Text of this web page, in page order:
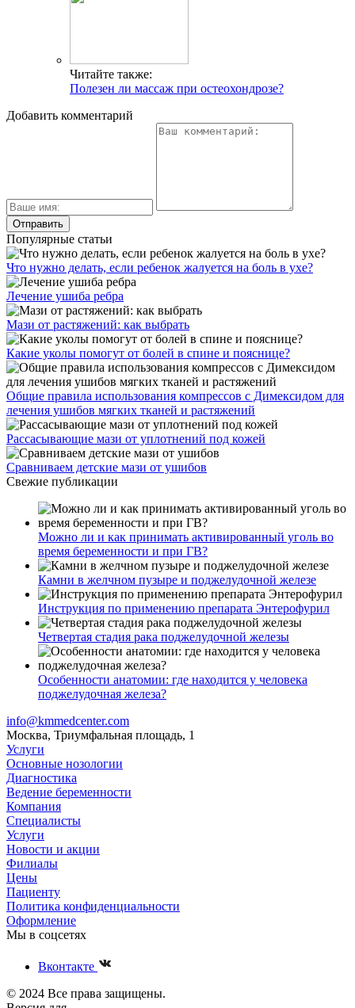
Читайте также:
Полезен ли массаж при остеохондрозе?
Добавить комментарий
Популярные статьи
Что нужно делать, если ребенок жалуется на боль в ухе?
Лечение ушиба ребра
Мази от растяжений: как выбрать
Какие уколы помогут от болей в спине и пояснице?
Общие правила использования компрессов с Димексидом для
лечения ушибов мягких тканей и растяжений
Рассасывающие мази от уплотнений под кожей
Сравниваем детские мази от ушибов
Свежие публикации
Можно ли и как принимать активированный уголь во
время беременности и при ГВ?
Камни в желчном пузыре и поджелудочной железе
Инструкция по применению препарата Энтерофурил
Четвертая стадия рака поджелудочной железы
Особенности анатомии: где находится у человека
поджелудочная железа?
info@kmmedcenter.com
Москва, Триумфальная площадь, 1
Услуги
Основные нозологии
Диагностика
Ведение беременности
Компания
Специалисты
Услуги
Новости и акции
Филиалы
Цены
Пациенту
Политика конфиденциальности
Оформление
Мы в соцсетях
Вконтакте
© 2024 Все права защищены.